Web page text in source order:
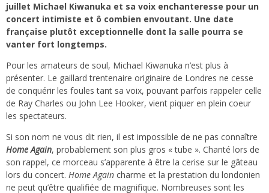
juillet Michael Kiwanuka et sa voix enchanteresse pour un
concert intimiste et ô combien envoutant. Une date
française plutôt exceptionnelle dont la salle pourra se
vanter fort longtemps.
Pour les amateurs de soul, Michael Kiwanuka n’est plus à
présenter. Le gaillard trentenaire originaire de Londres ne cesse
de conquérir les foules tant sa voix, pouvant parfois rappeler celle
de Ray Charles ou John Lee Hooker, vient piquer en plein coeur
les spectateurs.
Si son nom ne vous dit rien, il est impossible de ne pas connaître
Home Again, probablement son plus gros « tube ». Chanté lors de
son rappel, ce morceau s’apparente à être la cerise sur le gâteau
lors du concert. Home Again charme et la prestation du londonien
ne peut qu’être qualifiée de magnifique. Nombreuses sont les